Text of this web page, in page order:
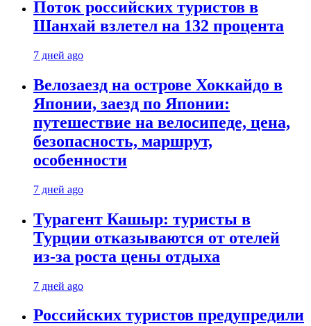
Поток российских туристов в
Шанхай взлетел на 132 процента
7 дней ago
Велозаезд на острове Хоккайдо в
Японии, заезд по Японии:
путешествие на велосипеде, цена,
безопасность, маршрут,
особенности
7 дней ago
Турагент Кашыр: туристы в
Турции отказываются от отелей
из-за роста цены отдыха
7 дней ago
Российских туристов предупредили